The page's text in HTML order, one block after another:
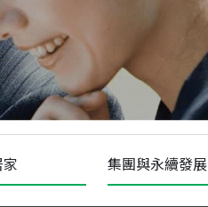
路
1,808
集團與永續發展